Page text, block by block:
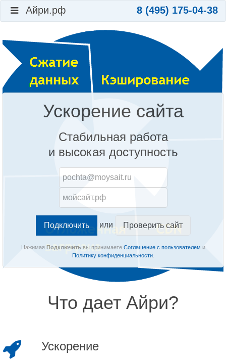
Айри.рф 8 (495) 175-04-38
Ускорение сайта
Стабильная работа
и высокая доступность
или Проверить сайт
Нажимая Подключитьвы принимаете Соглашение с пользователем и
Политику конфиденциальности.
Что дает Айри?
Ускорение